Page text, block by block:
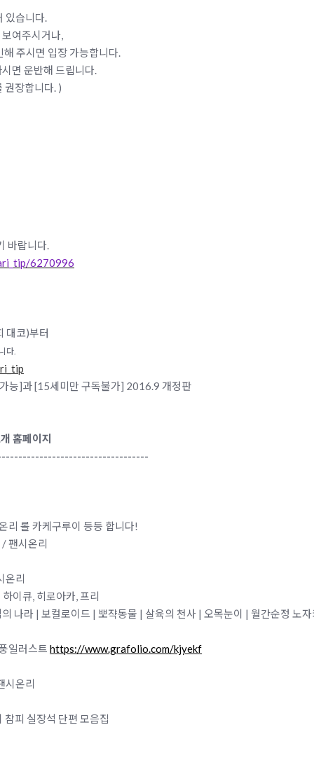
있습니다.
주시거나,
시면 입장 가능합니다.
운반해 드립니다.
장합니다. )
바랍니다.
6270996
대코)부터
다.
세미만 구독불가] 2016.9 개정판
홈페이지
리 롤 카케구루이 등등 합니다!
팬시온리
온리
이큐, 히로아카, 프리
나라 | 보컬로이드 | 뽀쟉동물 | 살육의 천사 | 오목눈이 | 월간순정 노
일러스트 https://www.grafolio.com/kjyekf
시온리
피 실장석 단편 모음집